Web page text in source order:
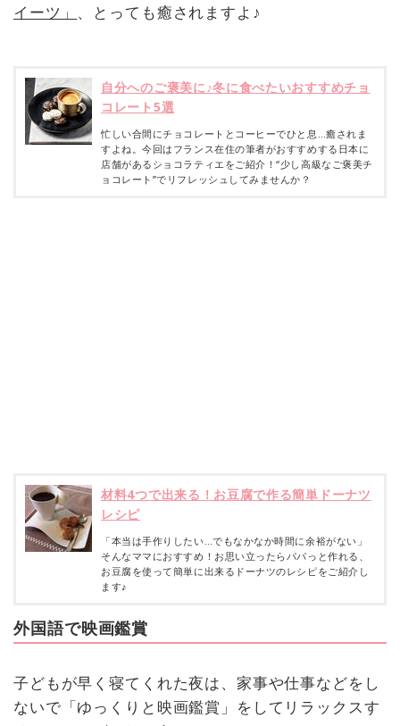
イーツ」 、とっても癒されますよ♪
自分へのご褒美に♪冬に食べたいおすすめチョ
コレート5選
忙しい合間にチョコレートとコーヒーでひと息…癒されま
すよね。今回はフランス在住の筆者がおすすめする日本に
店舗があるショコラティエをご紹介！“少し高級なご褒美チ
ョコレート”でリフレッシュしてみませんか？
材料4つで出来る！お豆腐で作る簡単ドーナツ
レシピ
「本当は手作りしたい…でもなかなか時間に余裕がない」
そんなママにおすすめ！お思い立ったらパパっと作れる、
お豆腐を使って簡単に出来るドーナツのレシピをご紹介し
ます♪
外国語で映画鑑賞
子どもが早く寝てくれた夜は、家事や仕事などをし
ないで「ゆっくりと映画鑑賞」をしてリラックスす